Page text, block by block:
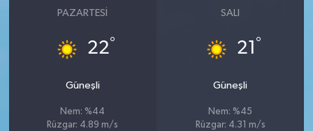
PAZARTESI
22°
Güneşli
Nem: %44
Rüzgar: 4.89 m/s
SALI
21 °
Güneşli
Nem: %45
Rüzgar: 4.31 m/s